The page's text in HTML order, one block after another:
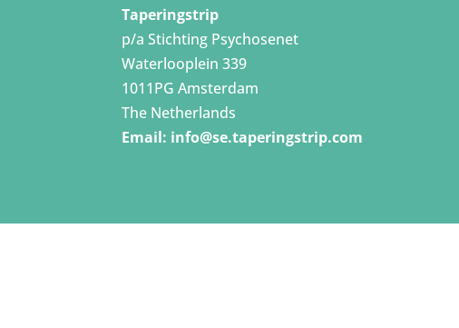
Taperingstrip
p/a Stichting Psychosenet
Waterlooplein 339
1011PG Amsterdam
The Netherlands
Email: info@se.taperingstrip.com